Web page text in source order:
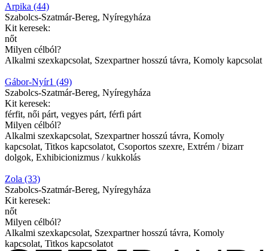
Arpika (44)
Szabolcs-Szatmár-Bereg, Nyíregyháza
Kit keresek:
nőt
Milyen célból?
Alkalmi szexkapcsolat, Szexpartner hosszú távra, Komoly kapcsolat
Gábor-Nyír1 (49)
Szabolcs-Szatmár-Bereg, Nyíregyháza
Kit keresek:
férfit, női párt, vegyes párt, férfi párt
Milyen célból?
Alkalmi szexkapcsolat, Szexpartner hosszú távra, Komoly
kapcsolat, Titkos kapcsolatot, Csoportos szexre, Extrém / bizarr
dolgok, Exhibicionizmus / kukkolás
Zola (33)
Szabolcs-Szatmár-Bereg, Nyíregyháza
Kit keresek:
nőt
Milyen célból?
Alkalmi szexkapcsolat, Szexpartner hosszú távra, Komoly
kapcsolat, Titkos kapcsolatot